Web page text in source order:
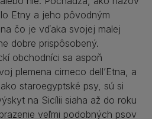
Etny a jeho pôvodným
čo je vďaka svojej malej
dobre prispôsobený.
obchodníci sa aspoň
plemena cirneco dell’Etna, a
staroegyptské psy, sú si
na Sicílii siaha až do roku
veľmi podobných psov